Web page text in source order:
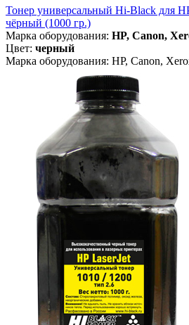
Тонер универсальный Hi-Black для
чёрный (1000 гр.)
Марка оборудования: HP, Canon,
Цвет: черный
Марка оборудования: HP, Canon,